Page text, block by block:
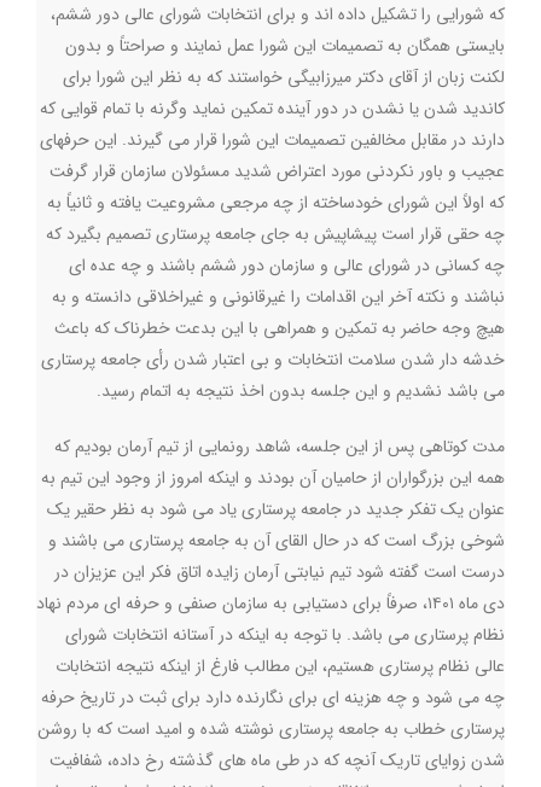
که شورایی را تشکیل داده اند و برای انتخابات شورای عالی دور ششم،
بایستی همگان به تصمیمات این شورا عمل نمایند و صراحتاً و بدون
لکنت زبان از آقای دکتر میرزابیگی خواستند که به نظر این شورا برای
کاندید شدن یا نشدن در دور آینده تمکین نماید وگرنه با تمام قوایی که
دارند در مقابل مخالفین تصمیمات این شورا قرار می گیرند. این حرفهای
عجیب و باور نکردنی مورد اعتراض شدید مسئولان سازمان قرار گرفت
که اولاً این شورای خودساخته از چه مرجعی مشروعیت یافته و ثانیاً به
چه حقی قرار است پیشاپیش به جای جامعه پرستاری تصمیم بگیرد که
چه کسانی در شورای عالی و سازمان دور ششم باشند و چه عده ای
نباشند و نکته آخر این اقدامات را غیرقانونی و غیراخلاقی دانسته و به
هیچ وجه حاضر به تمکین و همراهی با این بدعت خطرناک که باعث
خدشه دار شدن سلامت انتخابات و بی اعتبار شدن رأی جامعه پرستاری
می باشد نشدیم و این جلسه بدون اخذ نتیجه به اتمام رسید.
مدت کوتاهی پس از این جلسه، شاهد رونمایی از تیم آرمان بودیم که
همه این بزرگواران از حامیان آن بودند و اینکه امروز از وجود این تیم به
عنوان یک تفکر جدید در جامعه پرستاری یاد می شود به نظر حقیر یک
شوخی بزرگ است که در حال القای آن به جامعه پرستاری می باشند و
درست است گفته شود تیم نیابتی آرمان زایده اتاق فکر این عزیزان در
دی ماه ۱۴۰۱، صرفاً برای دستیابی به سازمان صنفی و حرفه ای مردم نهاد
نظام پرستاری می باشد. با توجه به اینکه در آستانه انتخابات شورای
عالی نظام پرستاری هستیم، این مطالب فارغ از اینکه نتیجه انتخابات
چه می شود و چه هزینه ای برای نگارنده دارد برای ثبت در تاریخ حرفه
پرستاری خطاب به جامعه پرستاری نوشته شده و امید است که با روشن
شدن زوایای تاریک آنچه که در طی ماه های گذشته رخ داده، شفافیت